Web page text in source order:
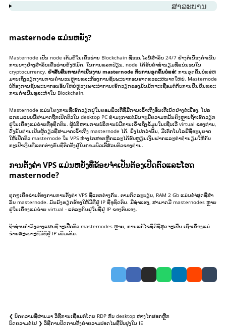
ສາ​ລະ​ບານ
2ການຕັ້ງຄ່າ VPS ແມ່ນຫຍັງທີ່ຂ້ອຍຈໍາເປັນຕ້ອງເປີດຕົວ
ລົດນ້ອຍລົງ
masternode ແມ່ນຫຍັງ?
Masternode ເປັນ node ເຕັມທີ່ໃນເຄືອຂ່າຍ Blockchain ທີ່ອອນໄລນ໌ສໍາລັບ 24/7 ຢ່າງຕໍ່ເນື່ອງດໍາເນີນ
ການບາງຢ່າງສໍາລັບເຄືອຂ່າຍທັງຫມົດ. ໃນການແລກປ່ຽນ, node ໄດ້ຮັບຄ່າທໍານຽມທີ່ແນ່ນອນໃນ
cryptocurrency. ຢ່າສັບສົນການດໍາເນີນງານ masternode ກັບການຂຸດຄົ້ນບໍ່ແຮ່! ການຂຸດຄົ້ນບໍ່ແຮ່ຫ
ມາຍເຖິງວຽກງານການຄໍານວນຫຼາຍແລະຕ້ອງການຊັບພະຍາກອນຮາດແວຂະຫນາດໃຫຍ່. Masternode
ບໍ່ຕ້ອງການຊັບພະຍາກອນອັນໃຫຍ່ຫຼວງເພາະວ່າການເຮັດວຽກຂອງມັນມັກຈະເຊື່ອມຕໍ່ກັບການຢືນຢັນແລະ
ການດໍາເນີນທຸລະກໍາໃນ Blockchain.
Masternode ແມ່ນໂຄງການທີ່ເຮັດວຽກຢູ່ໃນຄອມພິວເຕີທີ່ມີການເຂົ້າເຖິງອິນເຕີເນັດຢ່າງຕໍ່ເນື່ອງ. ໂປລ
ແກລມແບບນີ້ສາມາດຖືກເປີດຕົວໃນ desktop PC ທໍາມະດາແຕ່ມັນຈະມີຄວາມຫມັ້ນຄົງຫຼາຍຖ້າເຮັດວຽກ
ຢູ່ໃນເຄື່ອງແມ່ຂ່າຍທີ່ອຸທິດຕົນ. ຜູ້ບໍລິຫານການບໍລິການບໍ່ມີການເຂົ້າເຖິງຂໍ້ມູນໃນເຊີບເວີ virtual ຂອງທ່ານ,
ດັ່ງນັ້ນທ່ານເປັນຜູ້ດຽວທີ່ສາມາດເຂົ້າເຖິງ masternode ໄດ້. ຍິ່ງໄປກວ່ານັ້ນ, ມີເຕັກໂນໂລຢີທີ່ອະນຸຍາດ
ໃຫ້ເປີດຕົວ masternode ໃນ VPS ຫ່າງໄກສອກຫຼີກແລະໄດ້ຮັບຫຼຽນເງິນຝາກແລະຄ່າທໍານຽມໃຫ້ກັບ
ກະເປົາເງິນທີ່ແຕກຕ່າງກັນທີ່ຕິດຕັ້ງຢູ່ໃນຄອມພິວເຕີ້ສ່ວນຕົວຂອງທ່ານ.
ການຕັ້ງຄ່າ VPS ແມ່ນຫຍັງທີ່ຂ້ອຍຈໍາເປັນຕ້ອງເປີດຕົວແລະໂຮດ
masternode?
ທຸກໆເຄືອຂ່າຍຕ້ອງການການຕັ້ງຄ່າ VPS ທີ່ແຕກຕ່າງກັນ. ຕາມກົດລະບຽບ, RAM 2 Gb ແມ່ນຕໍາ່ສຸດທີ່ສໍາ
ລັບ masternode. ມັນຍັງຮຽກຮ້ອງໃຫ້ມີທີ່ຢູ່ IP ທີ່ອຸທິດຕົນ. ມີທ່າແຮງ, ສາມາດມີ masternodes ຫຼາຍ
ຢູ່ໃນເຄື່ອງແມ່ຂ່າຍ virtual - ແຕ່ລະຄົນຢູ່ໃນທີ່ຢູ່ IP ຂອງຕົນເອງ.
ຖ້າທ່ານກໍາລັງວາງແຜນທີ່ຈະເປີດຕົວ masternodes ຫຼາຍ, ການແກ້ໄຂທີ່ດີທີ່ສຸດຈະເປັນ ເຊົ່າເຄື່ອງແມ່
ຂ່າຍສະເພາະທີ່ມີທີ່ຢູ່ IP ເພີ່ມເຕີມ.
❮ ບົດຄວາມທີ່ຜ່ານມາ ວິທີການເຊື່ອມຕໍ່ໂດຍ RDP ກັບ desktop ຫ່າງໄກສອກຫຼີກ
ບົດຄວາມຕໍ່ໄປ ❯ ວິທີການປິດການຕັ້ງຄ່າຄວາມປອດໄພທີ່ປັບປຸງໃນ IE